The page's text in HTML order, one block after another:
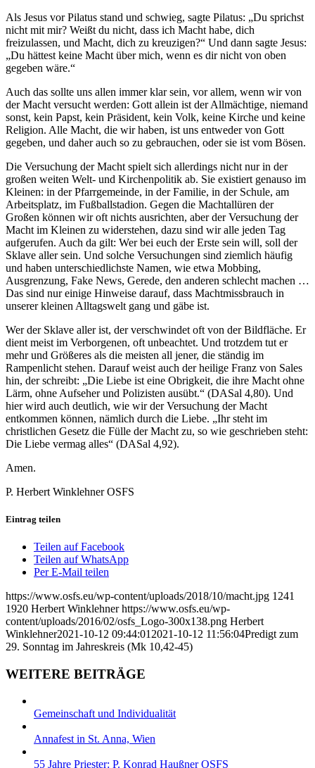
Als Jesus vor Pilatus stand und schwieg, sagte Pilatus: „Du sprichst
nicht mit mir? Weißt du nicht, dass ich Macht habe, dich
freizulassen, und Macht, dich zu kreuzigen?“ Und dann sagte Jesus:
„Du hättest keine Macht über mich, wenn es dir nicht von oben
gegeben wäre.“
Auch das sollte uns allen immer klar sein, vor allem, wenn wir von
der Macht versucht werden: Gott allein ist der Allmächtige, niemand
sonst, kein Papst, kein Präsident, kein Volk, keine Kirche und keine
Religion. Alle Macht, die wir haben, ist uns entweder von Gott
gegeben, und daher auch so zu gebrauchen, oder sie ist vom Bösen.
Die Versuchung der Macht spielt sich allerdings nicht nur in der
großen weiten Welt- und Kirchenpolitik ab. Sie existiert genauso im
Kleinen: in der Pfarrgemeinde, in der Familie, in der Schule, am
Arbeitsplatz, im Fußballstadion. Gegen die Machtallüren der
Großen können wir oft nichts ausrichten, aber der Versuchung der
Macht im Kleinen zu widerstehen, dazu sind wir alle jeden Tag
aufgerufen. Auch da gilt: Wer bei euch der Erste sein will, soll der
Sklave aller sein. Und solche Versuchungen sind ziemlich häufig
und haben unterschiedlichste Namen, wie etwa Mobbing,
Ausgrenzung, Fake News, Gerede, den anderen schlecht machen …
Das sind nur einige Hinweise darauf, dass Machtmissbrauch in
unserer kleinen Alltagswelt gang und gäbe ist.
Wer der Sklave aller ist, der verschwindet oft von der Bildfläche. Er
dient meist im Verborgenen, oft unbeachtet. Und trotzdem tut er
mehr und Größeres als die meisten all jener, die ständig im
Rampenlicht stehen. Darauf weist auch der heilige Franz von Sales
hin, der schreibt: „Die Liebe ist eine Obrigkeit, die ihre Macht ohne
Lärm, ohne Aufseher und Polizisten ausübt.“ (DASal 4,80). Und
hier wird auch deutlich, wie wir der Versuchung der Macht
entkommen können, nämlich durch die Liebe. „Ihr steht im
christlichen Gesetz die Fülle der Macht zu, so wie geschrieben steht:
Die Liebe vermag alles“ (DASal 4,92).
Amen.
P. Herbert Winklehner OSFS
Eintrag teilen
Teilen auf Facebook
Teilen auf WhatsApp
Per E-Mail teilen
https://www.osfs.eu/wp-content/uploads/2018/10/macht.jpg 1241
1920 Herbert Winklehner https://www.osfs.eu/wp-
content/uploads/2016/02/osfs_Logo-300x138.png Herbert
Winklehner2021-10-12 09:44:01 2021-10-12 11:56:04Predigt zum
29. Sonntag im Jahreskreis (Mk 10,42-45)
WEITERE BEITRÄGE
Gemeinschaft und Individualität
Annafest in St. Anna, Wien
55 Jahre Priester: P. Konrad Haußner OSFS